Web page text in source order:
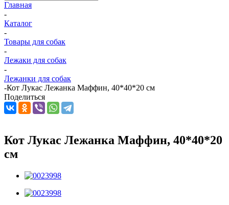
Главная
-
Каталог
-
Товары для собак
-
Лежаки для собак
-
Лежанки для собак
-Кот Лукас Лежанка Маффин, 40*40*20 см
Поделиться
Кот Лукас Лежанка Маффин, 40*40*20
см